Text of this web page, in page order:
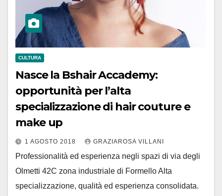
CULTURA
Nasce la Bshair Accademy:
opportunità per l’alta
specializzazione di hair couture e
make up
1 AGOSTO 2018 GRAZIAROSA VILLANI
Professionalità ed esperienza negli spazi di via degli
Olmetti 42C zona industriale di Formello Alta
specializzazione, qualità ed esperienza consolidata.